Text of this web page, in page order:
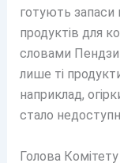
готують запаси
продуктів для
словами
лише ті
наприклад,
стало
Голова